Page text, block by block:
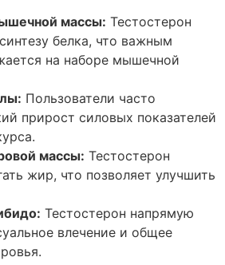
массы: Тестостерон
белка, что важным
на наборе мышечной
Пользователи часто
прирост силовых показателей
массы: Тестостерон
жир, что позволяет улучшить
Тестостерон напрямую
влечение и общее